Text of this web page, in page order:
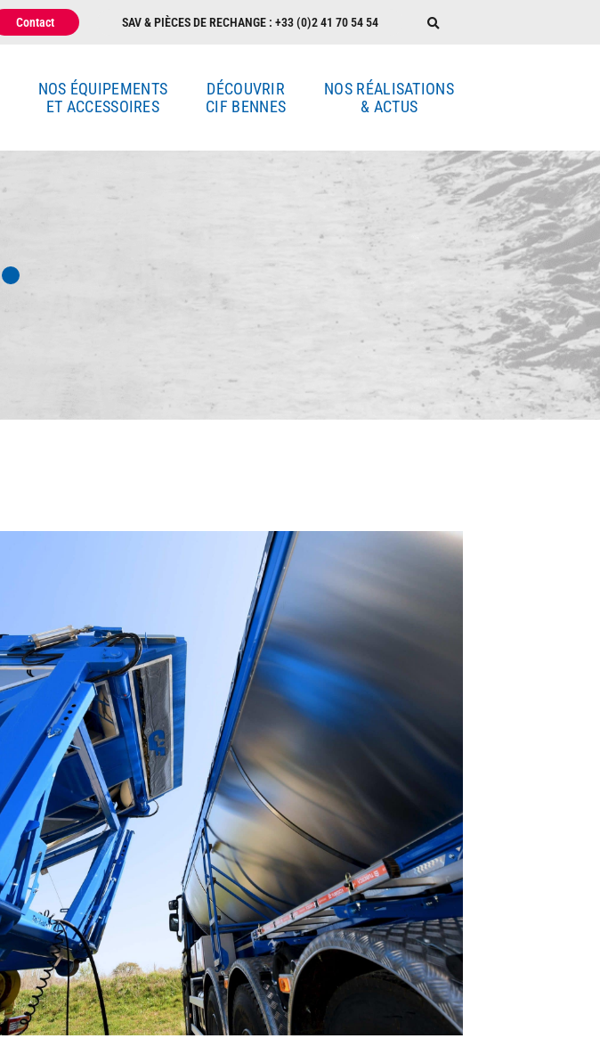
Contact SAV & PIÈCES DE RECHANGE : +33 (0)2 41 70 54 54
NOS ÉQUIPEMENTS
ET ACCESSOIRES
DÉCOUVRIR
CIF BENNES
NOS RÉALISATIONS
& ACTUS